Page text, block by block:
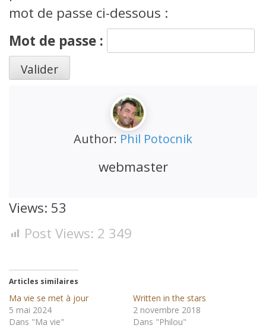
mot de passe ci-dessous :
Mot de passe :
Author: Phil Potocnik
webmaster
Views: 53
Post Views: 2 349
Articles similaires
Ma vie se met à jour
5 mai 2024
Dans "Ma vie"
Written in the stars
2 novembre 2018
Dans "Philou"